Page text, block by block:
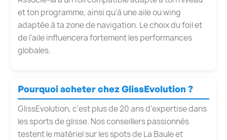
et ton programme, ainsi qu'à une aile ou wing
adaptée à ta zone de navigation. Le choix du foil et
de l'aile influencera fortement les performances
globales.
Pourquoi acheter chez GlissEvolution ?
GlissEvolution, c'est plus de 20 ans d'expertise dans
les sports de glisse. Nos conseillers passionnés
testent le matériel sur les spots de La Baule et